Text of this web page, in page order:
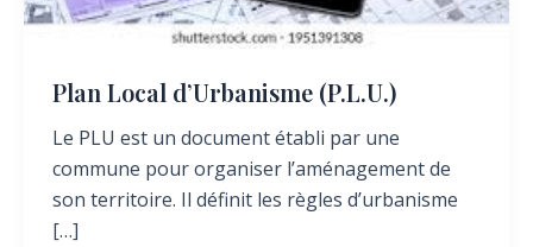
Plan Local d’Urbanisme (P.L.U.)
Le PLU est un document établi par une
commune pour organiser l’aménagement de
son territoire. Il définit les règles d’urbanisme
[…]